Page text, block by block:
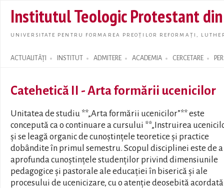
main
Institutul Teologic Protestant
UNIVERSITATE PENTRU FORMAREA PREOȚILOR REFORMAȚI,
ACTUALITĂȚI INSTITUT ADMITERE ACADEMIA CERCETARE
Search form
Catehetică II - Arta formării ucenicilor
Unitatea de studiu **„Arta formării ucenicilor”** este
concepută ca o continuare a cursului **„Instruirea
și se leagă organic de cunoștințele teoretice și practice
dobândite în primul semestru. Scopul disciplinei este de a
aprofunda cunoștințele studenților privind dimensiunile
pedagogice și pastorale ale educației în biserică și ale
procesului de ucenicizare, cu o atenție deosebită acordată